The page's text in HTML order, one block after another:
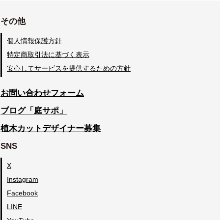
その他
個人情報保護方針
特定商取引法に基づく表示
安心してサービスを提供するための方針
お問い合わせフォーム
ブログ「庭サポ」
植木カットデザイナー募集
SNS
X
Instagram
Facebook
LINE